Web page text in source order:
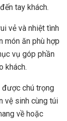
tay khách.
vẻ và nhiệt tình
món ăn phù hợp
vụ góp phần
khách.
được chú trọng
vệ sinh cùng túi
về hoặc